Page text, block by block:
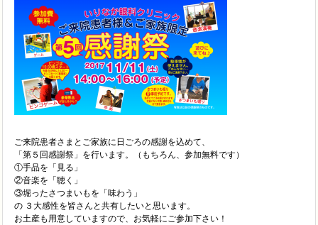
ご来院患者さまとご家族に日ごろの感謝を込めて、
「第５回感謝祭」を行います。（もちろん、参加無料です）
①手品を「見る」
②音楽を「聴く」
③堀ったさつまいもを「味わう」
の ３大感性を皆さんと共有したいと思います。
お土産も用意していますので、お気軽にご参加下さい！